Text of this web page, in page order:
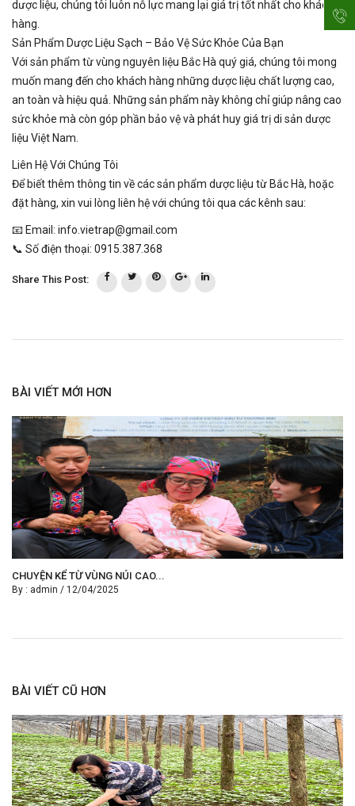
dược liệu, chúng tôi luôn nỗ lực mang lại giá trị tốt nhất cho khách
hàng.
Sản Phẩm Dược Liệu Sạch – Bảo Vệ Sức Khỏe Của Bạn
Với sản phẩm từ vùng nguyên liệu Bắc Hà quý giá, chúng tôi mong
muốn mang đến cho khách hàng những dược liệu chất lượng cao,
an toàn và hiệu quả. Những sản phẩm này không chỉ giúp nâng cao
sức khỏe mà còn góp phần bảo vệ và phát huy giá trị di sản dược
liệu Việt Nam.
Liên Hệ Với Chúng Tôi
Để biết thêm thông tin về các sản phẩm dược liệu từ Bắc Hà, hoặc
đặt hàng, xin vui lòng liên hệ với chúng tôi qua các kênh sau:
📧 Email: info.vietrap@gmail.com
📞 Số điện thoại: 0915.387.368
Share This Post:
BÀI VIẾT MỚI HƠN
CHUYỆN KỂ TỪ VÙNG NÚI CAO...
By : admin / 12/04/2025
BÀI VIẾT CŨ HƠN